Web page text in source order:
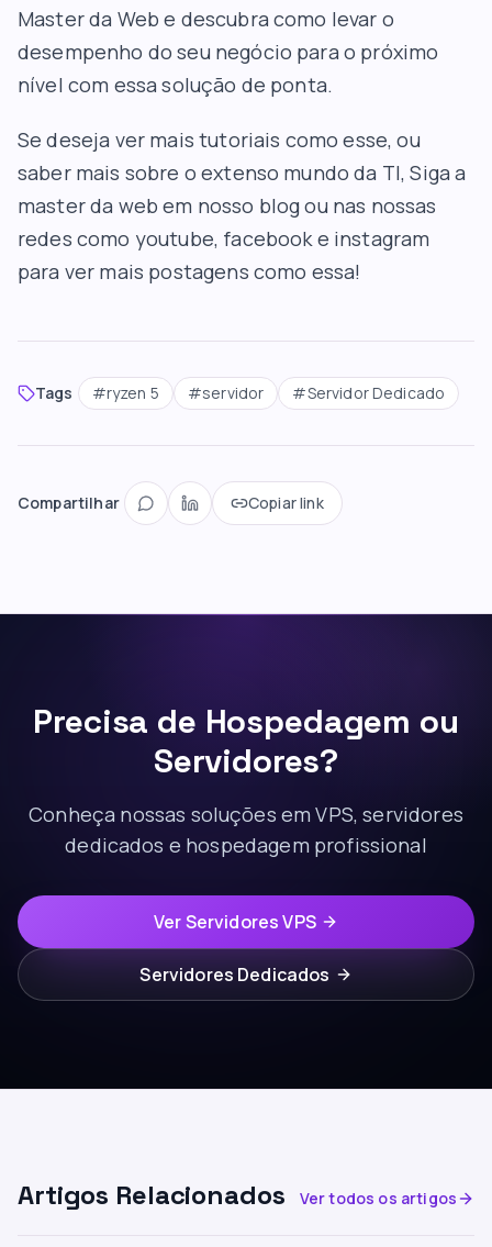
Master da Web e descubra como levar o
desempenho do seu negócio para o próximo
nível com essa solução de ponta.
Se deseja ver mais tutoriais como esse, ou
saber mais sobre o extenso mundo da TI, Siga a
master da web em nosso blog ou nas nossas
redes como youtube, facebook e instagram
para ver mais postagens como essa!
Tags #ryzen 5 #servidor #Servidor Dedicado
Compartilhar Copiar link
Precisa de Hospedagem ou
Servidores?
Conheça nossas soluções em VPS, servidores
dedicados e hospedagem profissional
Ver Servidores VPS
Servidores Dedicados
Artigos Relacionados Ver todos os artigos